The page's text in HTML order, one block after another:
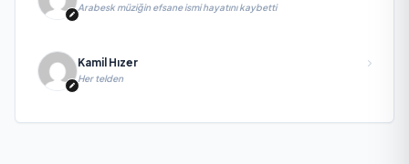
Arabesk müziğin efsane ismi hayatını kaybetti
Kamil Hızer
Her telden